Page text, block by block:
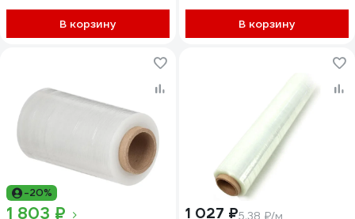
В корзину В корзину
-20%
1 803 ₽ 1 027 ₽5.38 ₽/м